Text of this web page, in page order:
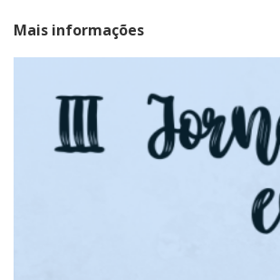
Mais informações